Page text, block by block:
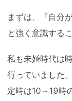
まずは、『自分
と強く意識する
私も未婚時代は
行っていました。
定時は10～19時